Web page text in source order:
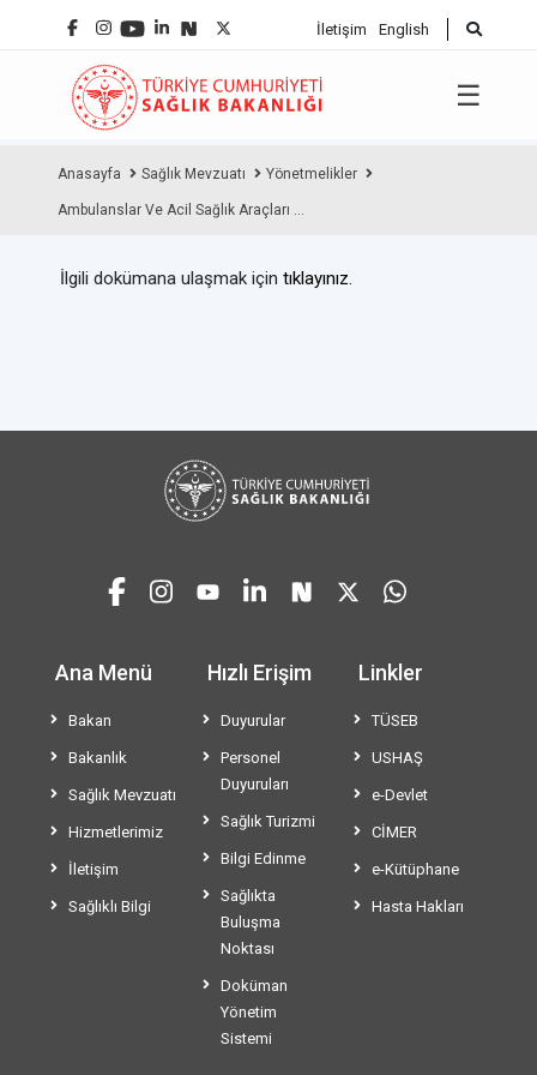
İletişim English
☰
Anasayfa Sağlık Mevzuatı Yönetmelikler
Ambulanslar Ve Acil Sağlık Araçları ...
İlgili dokümana ulaşmak için tıklayınız.
Ana Menü
Bakan
Bakanlık
Sağlık Mevzuatı
Hizmetlerimiz
İletişim
Sağlıklı Bilgi
Hızlı Erişim
Duyurular
Personel
Duyuruları
Sağlık Turizmi
Bilgi Edinme
Sağlıkta
Buluşma
Noktası
Doküman
Yönetim
Sistemi
Linkler
TÜSEB
USHAŞ
e-Devlet
CİMER
e-Kütüphane
Hasta Hakları